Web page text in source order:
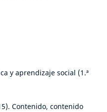
y aprendizaje social (1.ª
Contenido, contenido